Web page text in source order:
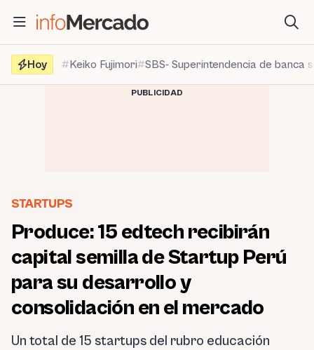
contenido
Hoy
Keiko Fujimori SBS- Superintendencia de banca
PUBLICIDAD
STARTUPS
Produce: 15 edtech recibirán
capital semilla de Startup Perú
para su desarrollo y
consolidación en el mercado
Un total de 15 startups del rubro educación